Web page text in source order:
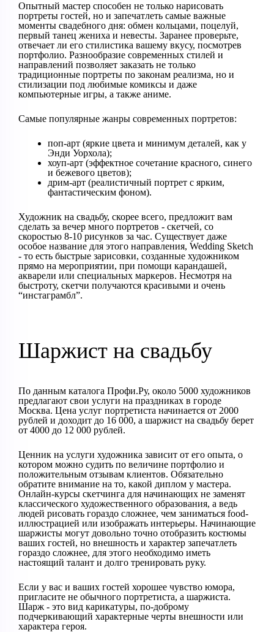
Опытный мастер способен не только нарисовать
портреты гостей, но и запечатлеть самые важные
моменты свадебного дня: обмен кольцами, поцелуй,
первый танец жениха и невесты. Заранее проверьте,
отвечает ли его стилистика вашему вкусу, посмотрев
портфолио. Разнообразие современных стилей и
направлений позволяет заказать не только
традиционные портреты по законам реализма, но и
стилизации под любимые комиксы и даже
компьютерные игры, а также аниме.
Самые популярные жанры современных портретов:
поп-арт (яркие цвета и минимум деталей, как у
Энди Уорхола);
хоуп-арт (эффектное сочетание красного, синего
и бежевого цветов);
дрим-арт (реалистичный портрет с ярким,
фантастическим фоном).
Художник на свадьбу, скорее всего, предложит вам
сделать за вечер много портретов - скетчей, со
скоростью 8-10 рисунков за час. Существует даже
особое название для этого направления, Wedding Sketch
- то есть быстрые зарисовки, созданные художником
прямо на мероприятии, при помощи карандашей,
акварели или специальных маркеров. Несмотря на
быстроту, скетчи получаются красивыми и очень
“инстаграмбл”.
Шаржист на свадьбу
По данным каталога Профи.Ру, около 5000 художников
предлагают свои услуги на праздниках в городе
Москва. Цена услуг портретиста начинается от 2000
рублей и доходит до 16 000, а шаржист на свадьбу берет
от 4000 до 12 000 рублей.
Ценник на услуги художника зависит от его опыта, о
котором можно судить по величине портфолио и
положительным отзывам клиентов. Обязательно
обратите внимание на то, какой диплом у мастера.
Онлайн-курсы скетчинга для начинающих не заменят
классического художественного образования, а ведь
людей рисовать гораздо сложнее, чем заниматься food-
иллюстрацией или изображать интерьеры. Начинающие
шаржисты могут довольно точно отобразить костюмы
ваших гостей, но внешность и характер запечатлеть
гораздо сложнее, для этого необходимо иметь
настоящий талант и долго тренировать руку.
Если у вас и ваших гостей хорошее чувство юмора,
пригласите не обычного портретиста, а шаржиста.
Шарж - это вид карикатуры, по-доброму
подчеркивающий характерные черты внешности или
характера героя.